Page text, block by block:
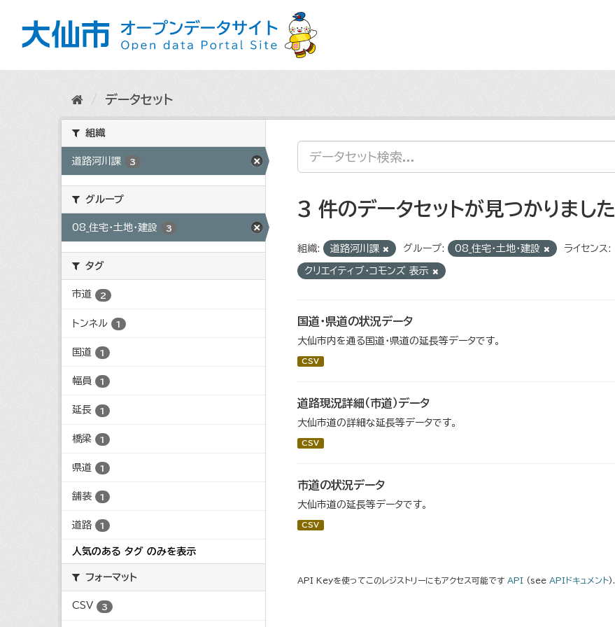
データセット
組織
道路河川課 3
グループ
08_住宅・土地・建設 3
タグ
市道 2
トンネル 1
国道 1
幅員 1
延長 1
橋梁 1
県道 1
舗装 1
道路 1
人気のある タグ のみを表示
フォーマット
CSV 3
3 件のデータセットが見つかりました
組織: 道路河川課 グループ: 08_住宅・土地・建設 ライセンス:
クリエイティブ・コモンズ 表示
国道・県道の状況データ
大仙市内を通る国道・県道の延長等データです。
CSV
道路現況詳細（市道）データ
大仙市道の詳細な延長等データです。
CSV
市道の状況データ
大仙市道の延長等データです。
CSV
API Keyを使ってこのレジストリーにもアクセス可能です API (see APIドキュメント).